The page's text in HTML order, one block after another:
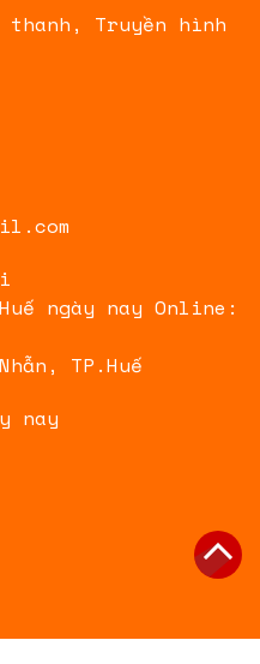
thanh, Truyền hình
ngày nay Online:
TP.Huế
nay